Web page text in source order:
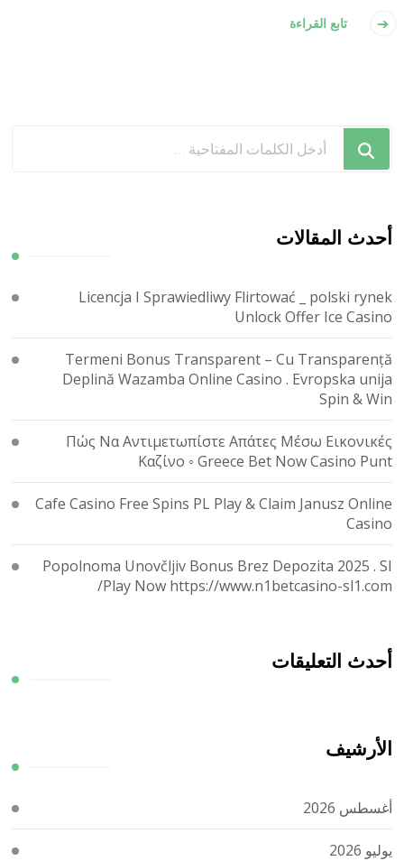
تابع القراءة
تبحث
ما؟
أحدث المقالات
Licencja I Sprawiedliwy Flirtować _ polski rynek
Unlock Offer Ice Casino
Termeni Bonus Transparent – Cu Transparență
Deplină Wazamba Online Casino . Evropska unija
Spin & Win
Πώς Να Αντιμετωπίστε Απάτες Μέσω Εικονικές
Καζίνο ◦ Greece Bet Now Casino Punt
Cafe Casino Free Spins PL Play & Claim Janusz Online
Casino
Popolnoma Unovčljiv Bonus Brez Depozita 2025 . SI
Play Now https://www.n1betcasino-sl1.com/
أحدث التعليقات
الأرشيف
أغسطس 2026
يوليو 2026